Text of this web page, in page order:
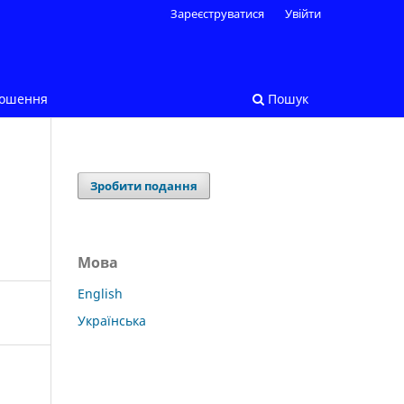
Пошук
Зареєструватися Увійти
Зробити подання
Мова
English
Українська